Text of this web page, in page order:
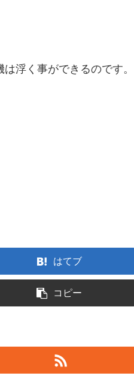
浮く事ができるのです。
はてブ
コピー